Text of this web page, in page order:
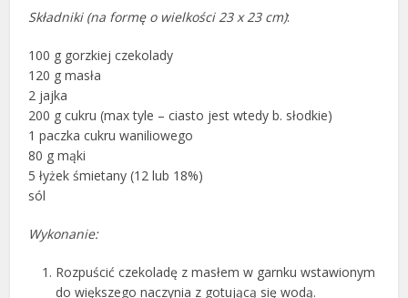
Składniki (na formę o wielkości 23 x 23 cm):
100 g gorzkiej czekolady
120 g masła
2 jajka
200 g cukru (max tyle – ciasto jest wtedy b. słodkie)
1 paczka cukru waniliowego
80 g mąki
5 łyżek śmietany (12 lub 18%)
sól
Wykonanie:
Rozpuścić czekoladę z masłem w garnku wstawionym
do większego naczynia z gotującą się wodą.